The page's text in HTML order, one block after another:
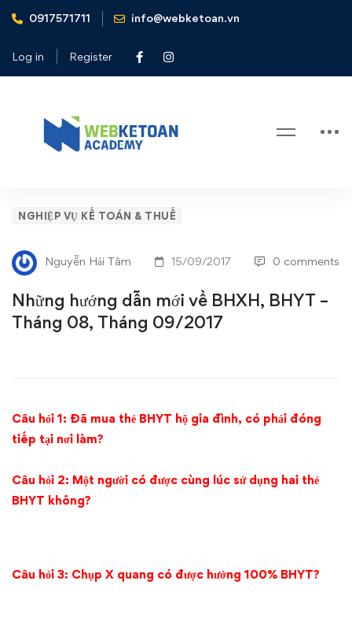
0917571711 info@webketoan.vn
Log in Register
Home
Nghiệp vụ Kế toán & Thuế
09/2017
Những
hướng
dẫn
mới
BHYT
–
Tháng
Tháng
NGHIỆP VỤ KẾ TOÁN & THUẾ
Nguyễn Hải Tâm 15/09/2017 0 comments
Những hướng dẫn mới về BHXH, BHYT –
Tháng 08, Tháng 09/2017
Câu hỏi 1: Đã mua thẻ BHYT hộ gia đình, có phải đóng
tiếp tại nơi làm?
Câu hỏi 2: Một người có được cùng lúc sử dụng hai thẻ
BHYT không?
Câu hỏi 3: Chụp X quang có được hưởng 100% BHYT?